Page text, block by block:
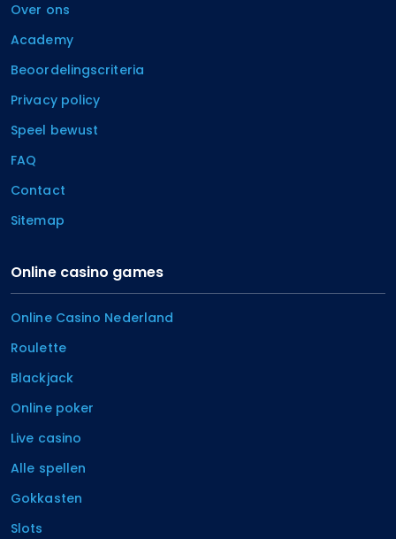
Over ons
Academy
Beoordelingscriteria
Privacy policy
Speel bewust
FAQ
Contact
Sitemap
Online casino games
Online Casino Nederland
Roulette
Blackjack
Online poker
Live casino
Alle spellen
Gokkasten
Slots